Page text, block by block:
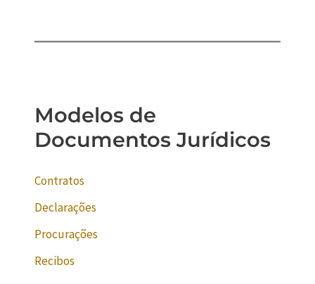
Modelos de
Documentos Jurídicos
Contratos
Declarações
Procurações
Recibos